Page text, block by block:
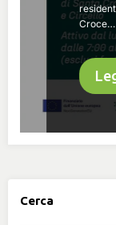
Croce…
Cerca